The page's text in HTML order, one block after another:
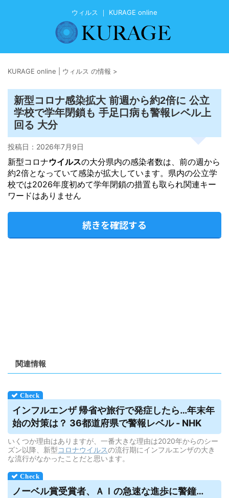
ウィルス ｜ KURAGE online
KURAGE online | ウィルス の情報 >
新型コロナ感染拡大 前週から約2倍に 公立
学校で学年閉鎖も 手足口病も警報レベル上
回る 大分
投稿日： 2026年7月9日
新型コロナウイルスの大分県内の感染者数は、前の週から
約2倍となっていて感染が拡大しています。県内の公立学
校では2026年度初めて学年閉鎖の措置も取られ関連キー
ワードはありません
続きを確認する
関連情報
インフルエンザ 帰省や旅行で発症したら…年末年
始の対策は？ 36都道府県で警報レベル - NHK
いくつか理由はありますが、一番大きな理由は2020年からのシー
ズン以降、新型コロナウイルスの流行期にインフルエンザの大き
な流行がなかったことだと思います。
ノーベル賞受賞者、ＡＩの急速な進歩に警鐘…